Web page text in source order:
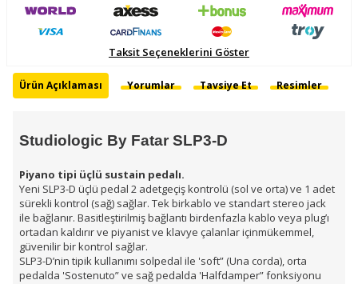
Taksit Seçeneklerini Göster
Ürün Açıklaması Yorumlar Tavsiye Et Resimler
Studiologic By Fatar SLP3-D
Piyano tipi üçlü sustain pedalı.
Yeni SLP3-D üçlü pedal 2 adetgeçiş kontrolü (sol ve orta) ve 1 adet
sürekli kontrol (sağ) sağlar. Tek birkablo ve standart stereo jack
ile bağlanır. Basitleştirilmiş bağlantı birdenfazla kablo veya plug’ı
ortadan kaldırır ve piyanist ve klavye çalanlar içinmükemmel,
güvenilir bir kontrol sağlar.
SLP3-D’nin tipik kullanımı solpedal ile 'soft” (Una corda), orta
pedalda 'Sostenuto” ve sağ pedalda 'Halfdamper” fonksiyonu